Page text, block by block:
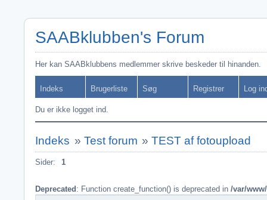
SAABklubben's Forum
Her kan SAABklubbens medlemmer skrive beskeder til hinanden.
Indeks Brugerliste Søg Registrer Log
Du er ikke logget ind.
Indeks » Test forum »TEST af fotoupload
Sider: 1
Deprecated : Function create_function() is deprecated in /var/